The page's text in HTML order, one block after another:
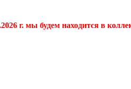
г. мы будем находится в